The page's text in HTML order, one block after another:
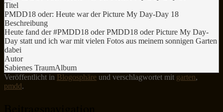
Titel
PMDD18 oder: Heute war der Picture My Day-Day 18
Beschreibung
Heute fand der #PMDD18 oder PMDD18 oder Picture My Day-
Day statt und ich war mit vielen Fotos aus meinem sonnigen Garten
dabei
Autor
Sabienes TraumAlbum
Veröffentlicht in Blogosphäre und verschlagwortet mit garten,
pmdd.